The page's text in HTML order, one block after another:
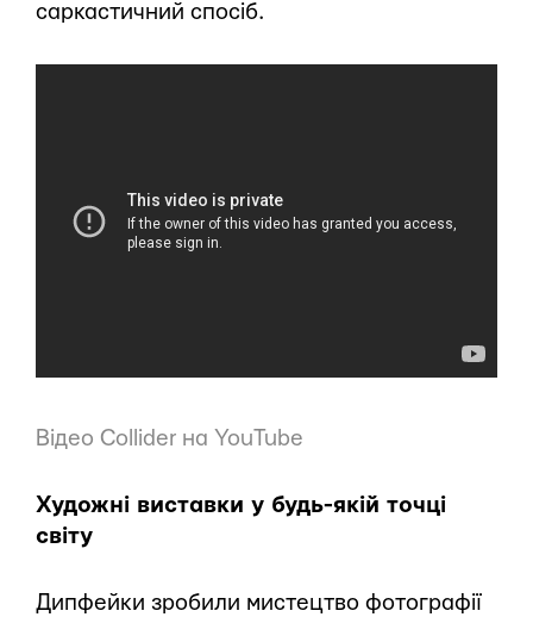
саркастичний спосіб.
Відео Collider на YouTube
Художні виставки у будь-якій точці
світу
Дипфейки зробили мистецтво фотографії